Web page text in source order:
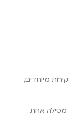
מיוחדים,
מסילה אחת